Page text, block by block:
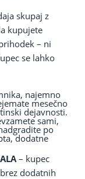
skupaj z
kupujete
– ni
se lahko
najemno
mesečno
dejavnosti.
sami,
po
dodatne
– kupec
dodatnih